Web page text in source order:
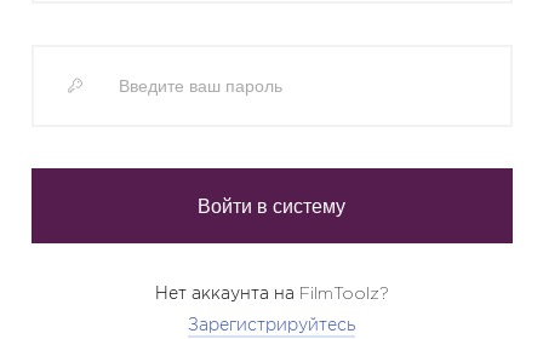
Нет аккаунта на FilmToolz?
Зарегистрируйтесь